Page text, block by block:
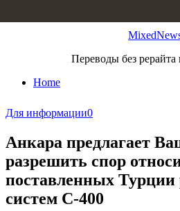
Переводы без
Home
Для информации0
Анкара предлагает
разрешить спор
поставленных Турции
систем С-400